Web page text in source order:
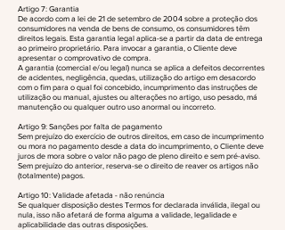
Artigo 7: Garantia
De acordo com a lei de 21 de setembro de 2004 sobre a proteção dos
consumidores na venda de bens de consumo, os consumidores têm
direitos legais. Esta garantia legal aplica-se a partir da data de entrega
ao primeiro proprietário. Para invocar a garantia, o Cliente deve
apresentar o comprovativo de compra.
A garantia (comercial e/ou legal) nunca se aplica a defeitos decorrentes
de acidentes, negligência, quedas, utilização do artigo em desacordo
com o fim para o qual foi concebido, incumprimento das instruções de
utilização ou manual, ajustes ou alterações no artigo, uso pesado, má
manutenção ou qualquer outro uso anormal ou incorreto.
Artigo 9: Sanções por falta de pagamento
Sem prejuízo do exercício de outros direitos, em caso de incumprimento
ou mora no pagamento desde a data do incumprimento, o Cliente deve
juros de mora sobre o valor não pago de pleno direito e sem pré-aviso.
Sem prejuízo do anterior, reserva-se o direito de reaver os artigos não
(totalmente) pagos.
Artigo 10: Validade afetada - não renúncia
Se qualquer disposição destes Termos for declarada inválida, ilegal ou
nula, isso não afetará de forma alguma a validade, legalidade e
aplicabilidade das outras disposições.